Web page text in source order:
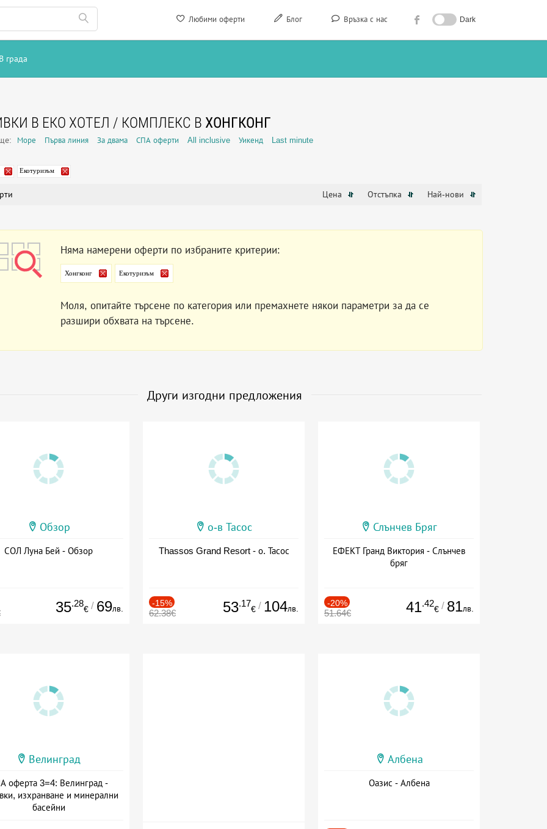
Любими оферти Блог Връзка с нас Dark
В града
В ЕКО ХОТЕЛ / КОМПЛЕКС В ХОНГКОНГ
Море Първа линия За двама СПА оферти All inclusive Уикенд Last minute
Екотуризъм
Цена Отстъпка Най-нови
Няма намерени оферти по избраните критерии:
Хонгконг Екотуризъм
Моля, опитайте търсене по категория или премахнете някои параметри за да се
разшири обхвата на търсене.
Други изгодни предложения
Обзор
СОЛ Луна Бей - Обзор
35.28
€ / 69лв.
о-в Тасос
Thassos Grand Resort - о. Тасос
-15%
62.38€ 53.17
€ / 104лв.
Слънчев Бряг
ЕФЕКТ Гранд Виктория - Слънчев
бряг
-20%
51.64€ 41.42
€ / 81лв.
Велинград
оферта 3=4: Велинград -
изхранване и минерални
басейни
Албена
Оазис - Албена